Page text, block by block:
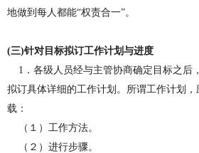
地做到每人都能“权责合一”。
(三)针对目标拟订工作计划与进度
1 ．各级人员经与主管协商确定目标之后
拟订具体详细的工作计划。所谓工作计划
载：
（１） 工作方法。
（２） 进行步骤。